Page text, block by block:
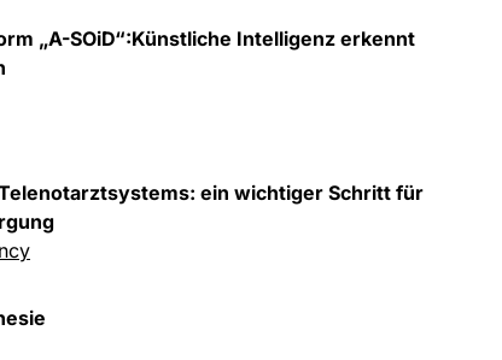
„A-SOiD“:Künstliche Intelligenz erkennt
ein wichtiger Schritt für